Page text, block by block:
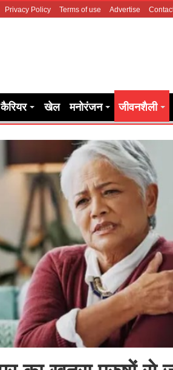
Privacy Policy Terms of use Advertise
कैरियर खेल मनोरंजन जीवनशैली